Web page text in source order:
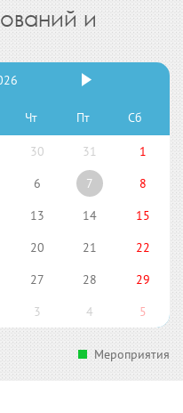
и
Чт Пт Сб
30 31
1
6 7
8
13 14
15
20 21
22
27 28
29
3 4 5
Мероприятия